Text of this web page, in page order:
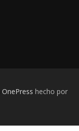
OnePress hecho por